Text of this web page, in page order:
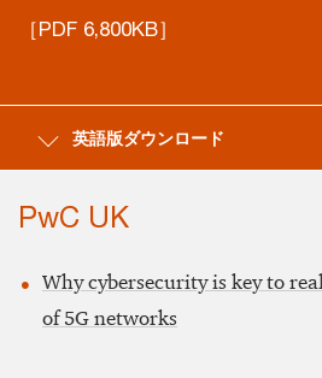
［PDF 6,800KB］
英語版ダウンロード
PwC UK
Why cybersecurity is key to
of 5G networks